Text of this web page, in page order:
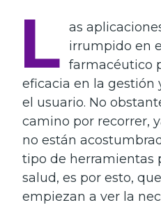
L as
irrumpido en
farmacéutico
eficacia en la gestión
el usuario. No
camino por recorrer,
no están
tipo de herramientas
salud, es por esto,
empiezan a ver la